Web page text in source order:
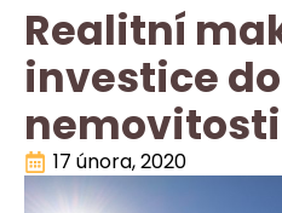
Realitní
investice
nemovitosti
17 února, 2020